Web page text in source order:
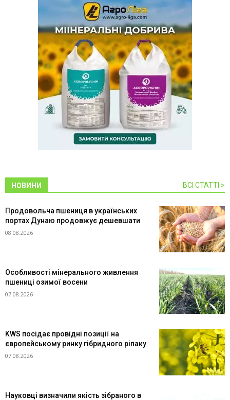
НОВИНИ ВСІ СТАТТІ >
Продовольча пшениця в українських
портах Дунаю продовжує дешевшати
08.08.2026
Особливості мінерального живлення
пшениці озимої восени
07.08.2026
KWS посідає провідні позиції на
європейському ринку гібридного ріпаку
07.08.2026
Науковці визначили якість зібраного в